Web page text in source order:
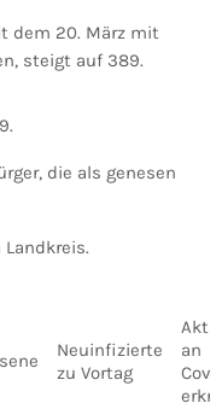
dem 20. März mit
steigt auf 389.
die als genesen
Neuinfizierte
zu Vortag
an